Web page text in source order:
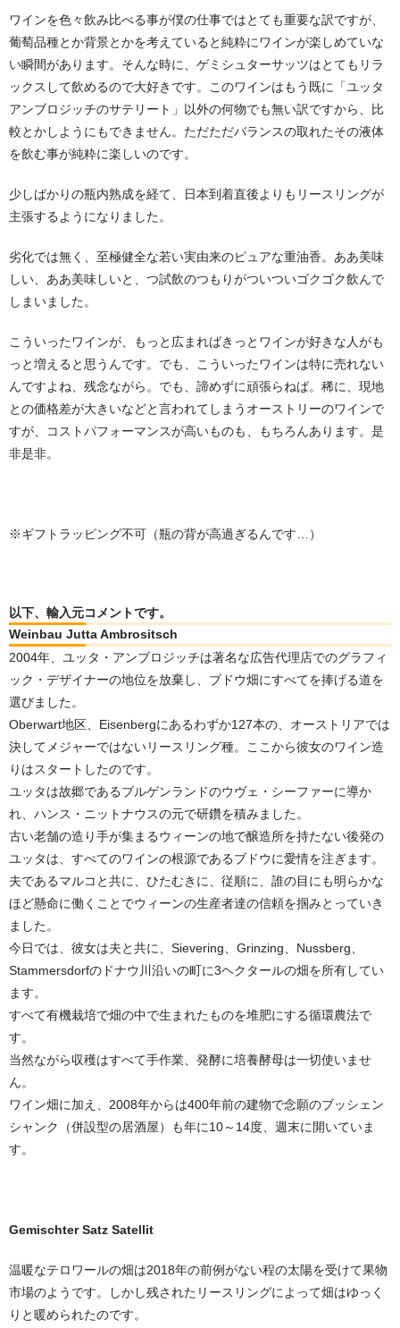
ワインを色々飲み比べる事が僕の仕事ではとても重要な訳ですが、
葡萄品種とか背景とかを考えていると純粋にワインが楽しめていな
い瞬間があります。そんな時に、ゲミシュターサッツはとてもリラ
ックスして飲めるので大好きです。このワインはもう既に「ユッタ
アンブロジッチのサテリート」以外の何物でも無い訳ですから、比
較とかしようにもできません。ただただバランスの取れたその液体
を飲む事が純粋に楽しいのです。
少しばかりの瓶内熟成を経て、日本到着直後よりもリースリングが
主張するようになりました。
劣化では無く、至極健全な若い実由来のピュアな重油香。ああ美味
しい、ああ美味しいと、つ試飲のつもりがついついゴクゴク飲んで
しまいました。
こういったワインが、もっと広まればきっとワインが好きな人がも
っと増えると思うんです。でも、こういったワインは特に売れない
んですよね、残念ながら。でも、諦めずに頑張らねば。稀に、現地
との価格差が大きいなどと言われてしまうオーストリーのワインで
すが、コストパフォーマンスが高いものも、もちろんあります。是
非是非。
※ギフトラッピング不可（瓶の背が高過ぎるんです…）
以下、輸入元コメントです。
Weinbau Jutta Ambrositsch
2004年、ユッタ・アンブロジッチは著名な広告代理店でのグラフィ
ック・デザイナーの地位を放棄し、ブドウ畑にすべてを捧げる道を
選びました。
Oberwart地区、Eisenbergにあるわずか127本の、オーストリアでは
決してメジャーではないリースリング種。ここから彼女のワイン造
りはスタートしたのです。
ユッタは故郷であるブルゲンランドのウヴェ・シーファーに導か
れ、ハンス・ニットナウスの元で研鑽を積みました。
古い老舗の造り手が集まるウィーンの地で醸造所を持たない後発の
ユッタは、すべてのワインの根源であるブドウに愛情を注ぎます。
夫であるマルコと共に、ひたむきに、従順に、誰の目にも明らかな
ほど懸命に働くことでウィーンの生産者達の信頼を掴みとっていき
ました。
今日では、彼女は夫と共に、Sievering、Grinzing、Nussberg、
Stammersdorfのドナウ川沿いの町に3ヘクタールの畑を所有してい
ます。
すべて有機栽培で畑の中で生まれたものを堆肥にする循環農法で
す。
当然ながら収穫はすべて手作業、発酵に培養酵母は一切使いませ
ん。
ワイン畑に加え、2008年からは400年前の建物で念願のブッシェン
シャンク（併設型の居酒屋）も年に10～14度、週末に開いていま
す。
Gemischter Satz Satellit
温暖なテロワールの畑は2018年の前例がない程の太陽を受けて果物
市場のようです。しかし残されたリースリングによって畑はゆっく
りと暖められたのです。